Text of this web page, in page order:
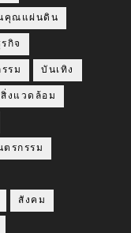
คุณแผ่นดิน
รกิจ
รม บันเทิง
งแวดล้อม
ตรกรรม
สังคม